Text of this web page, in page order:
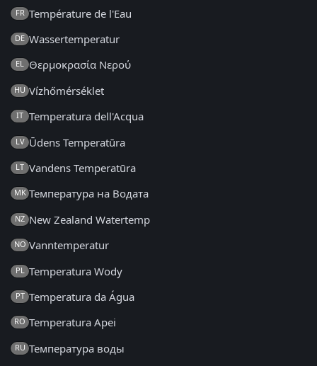
FR Température de l'Eau
DE Wassertemperatur
EL Θερμοκρασία Νερού
HU Vízhőmérséklet
IT Temperatura dell'Acqua
LV Ūdens Temperatūra
LT Vandens Temperatūra
MK Температура на Водата
NZ New Zealand Watertemp
NO Vanntemperatur
PL Temperatura Wody
PT Temperatura da Água
RO Temperatura Apei
RU Температура воды